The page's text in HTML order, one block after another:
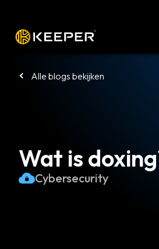
Alle blogs bekijken
Wat is
Cybersecurity